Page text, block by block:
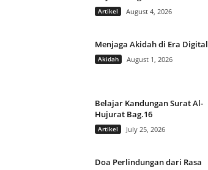
Artikel August 4, 2026
Menjaga Akidah di Era Digital
Akidah August 1, 2026
Belajar Kandungan Surat Al-
Hujurat Bag.16
Artikel July 25, 2026
Doa Perlindungan dari Rasa